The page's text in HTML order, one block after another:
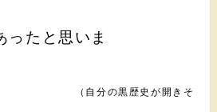
ったと思いま
（自分の黒歴史が開きそ